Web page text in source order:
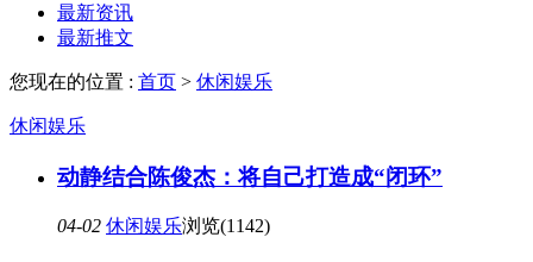
最新资讯
最新推文
您现在的位置 : 首页 > 休闲娱乐
休闲娱乐
动静结合陈俊杰：将自己打造成“闭环”
04-02 休闲娱乐浏览(1142)